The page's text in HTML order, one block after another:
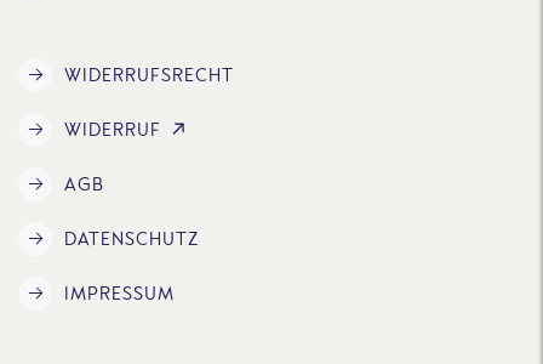
WIDERRUFSRECHT
WIDERRUF
AGB
DATENSCHUTZ
IMPRESSUM